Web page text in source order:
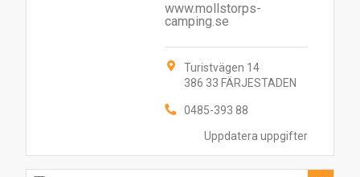
Uppdatera uppgifter
www.mollstorps-
camping.se
Turistvägen 14
386 33 FÄRJESTADEN
0485-393 88